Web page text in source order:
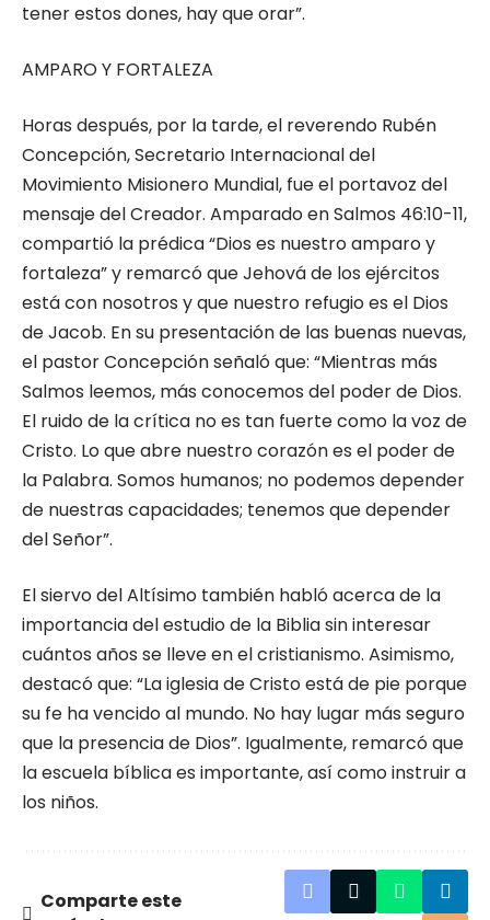
tener estos dones, hay que orar”.
AMPARO Y FORTALEZA
Horas después, por la tarde, el reverendo Rubén
Concepción, Secretario Internacional del
Movimiento Misionero Mundial, fue el portavoz del
mensaje del Creador. Amparado en Salmos 46:10-11,
compartió la prédica “Dios es nuestro amparo y
fortaleza” y remarcó que Jehová de los ejércitos
está con nosotros y que nuestro refugio es el Dios
de Jacob. En su presentación de las buenas nuevas,
el pastor Concepción señaló que: “Mientras más
Salmos leemos, más conocemos del poder de Dios.
El ruido de la crítica no es tan fuerte como la voz de
Cristo. Lo que abre nuestro corazón es el poder de
la Palabra. Somos humanos; no podemos depender
de nuestras capacidades; tenemos que depender
del Señor”.
El siervo del Altísimo también habló acerca de la
importancia del estudio de la Biblia sin interesar
cuántos años se lleve en el cristianismo. Asimismo,
destacó que: “La iglesia de Cristo está de pie porque
su fe ha vencido al mundo. No hay lugar más seguro
que la presencia de Dios”. Igualmente, remarcó que
la escuela bíblica es importante, así como instruir a
los niños.
Comparte este